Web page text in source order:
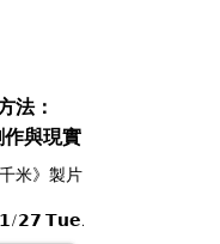
法：
作與現實
米》製片
𝟮𝟳 𝗧𝘂𝗲.